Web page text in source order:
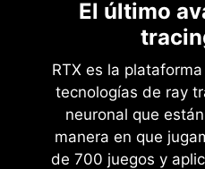
El último
RTX es la
tecnologías de ray
neuronal que
manera en que
de 700 juegos y